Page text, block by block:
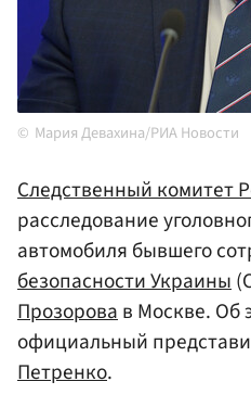
Мария Девахина/РИА Новости
Следственный комитет
расследование
автомобиля бывшего
безопасности Украины
Прозоровав Москве. Об
официальный
Петренко.